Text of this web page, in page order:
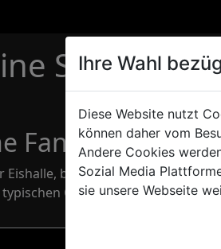
Shop -
Fanartikel
Eishalle, beim Training oder im
Grizzlies-Style und zeig
Ihre Wahl
Diese Website nutzt
können daher vom
Andere Cookies
Sozial Media
sie unsere Webseite